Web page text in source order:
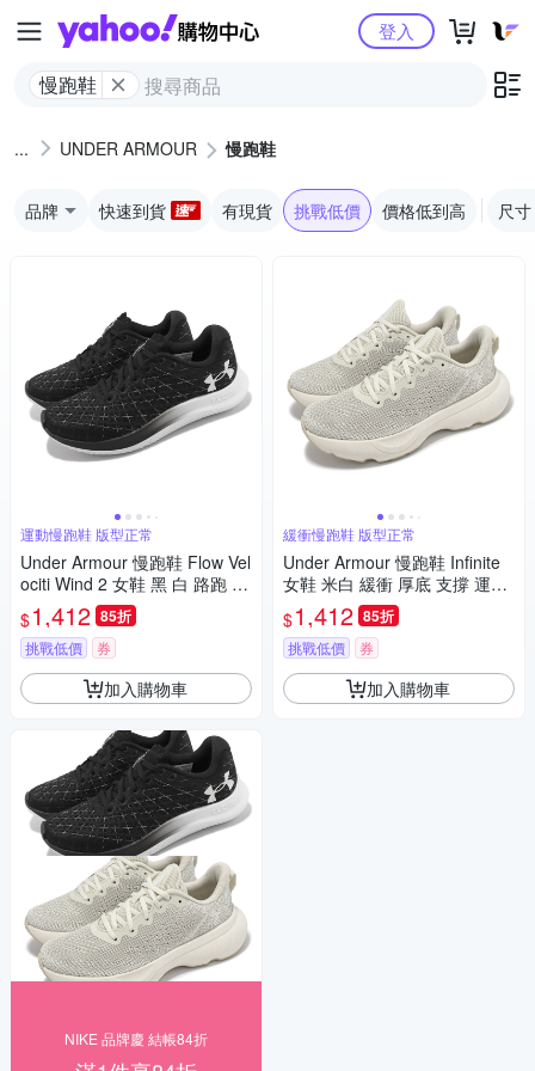
Yahoo購物中心
慢跑鞋
登入
UNDER ARMOUR 慢跑鞋
品牌 快速到貨 有現貨 挑戰低價 價格低到高 尺寸
運動慢跑鞋 版型正常
Under Armour 慢跑鞋 Flow Vel
ociti Wind 2 女鞋 黑 白 路跑 U
A 輕量 運動鞋 內建晶片 30256
62003
$1,412 85折
挑戰低價 券
加入購物車
NIKE 品牌慶 結帳84折
緩衝慢跑鞋 版型正常
Under Armour 慢跑鞋 Infinite
女鞋 米白 緩衝 厚底 支撐 運動
鞋 UA 3027524200
$1,412 85折
挑戰低價 券
加入購物車